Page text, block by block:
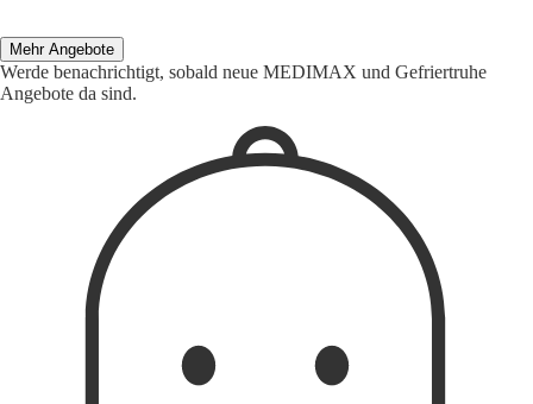
Mehr Angebote
Werde benachrichtigt, sobald neue MEDIMAX und Gefriertruhe
Angebote da sind.